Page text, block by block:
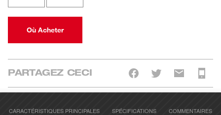
Où Acheter
PARTAGEZ CECI
CARACTÉRISTIQUES PRINCIPALES SPÉCIFICATIONS COMMENTAIRES